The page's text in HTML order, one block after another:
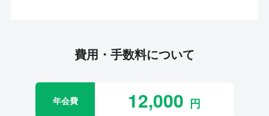
費用・手数料について
年会費 12,000